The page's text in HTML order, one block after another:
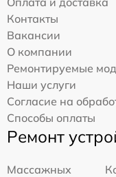
Контакты
Вакансии
О компании
Ремонтируемые
Наши услуги
Согласие на
Способы оплаты
Ремонт
Массажных